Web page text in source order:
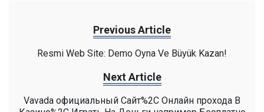
Previous Article
Resmi Web Site: Demo Oyna Ve Büyük Kazan!
Next Article
Vavada официальный Сайт%2C Онлайн прохода В